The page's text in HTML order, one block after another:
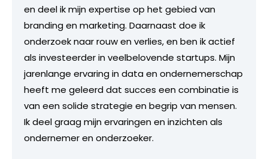
en deel ik mijn expertise op het gebied van
branding en marketing. Daarnaast doe ik
onderzoek naar rouw en verlies, en ben ik actief
als investeerder in veelbelovende startups. Mijn
jarenlange ervaring in data en ondernemerschap
heeft me geleerd dat succes een combinatie is
van een solide strategie en begrip van mensen.
Ik deel graag mijn ervaringen en inzichten als
ondernemer en onderzoeker.